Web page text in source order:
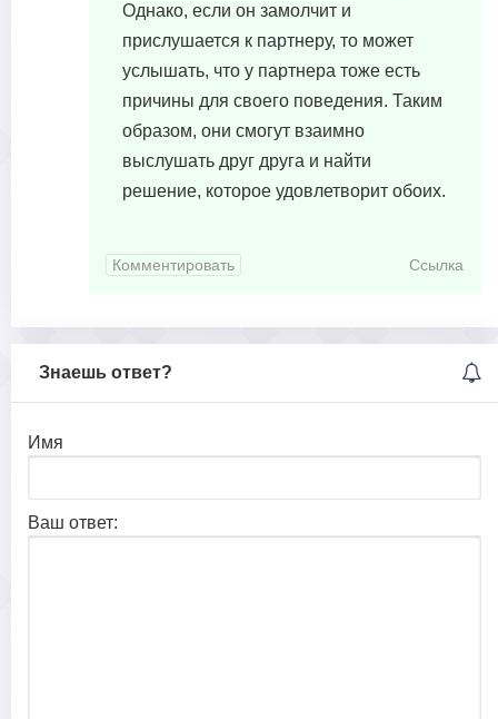
Однако, если он замолчит и
прислушается к партнеру, то может
услышать, что у партнера тоже есть
причины для своего поведения. Таким
образом, они смогут взаимно
выслушать друг друга и найти
решение, которое удовлетворит обоих.
Комментировать Ссылка
Знаешь ответ?
Имя
Ваш ответ: